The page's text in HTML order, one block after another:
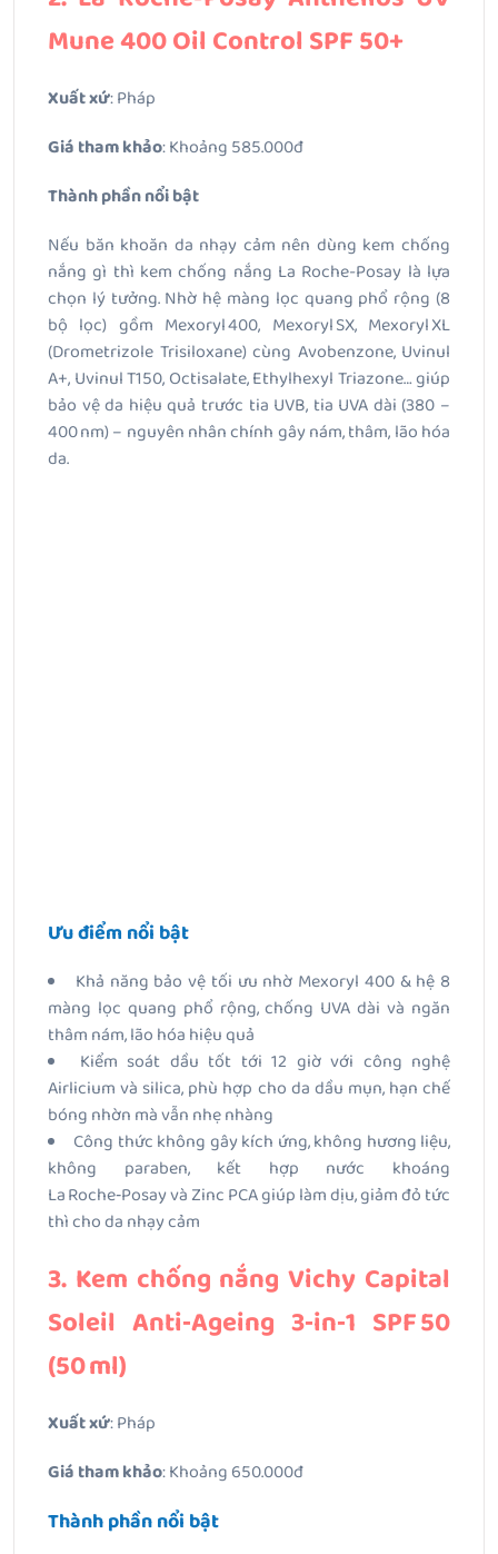
Mune 400 Oil Control SPF 50+
Xuất xứ: Pháp
Giá tham khảo: Khoảng 585.000đ
Thành phần nổi bật
Nếu băn khoăn da nhạy cảm nên dùng kem chống
nắng gì thì kem chống nắng La Roche-Posay là lựa
chọn lý tưởng. Nhờ hệ màng lọc quang phổ rộng (8
bộ lọc) gồm Mexoryl 400, Mexoryl SX, Mexoryl XL
(Drometrizole Trisiloxane) cùng Avobenzone, Uvinul
A+, Uvinul T150, Octisalate, Ethylhexyl Triazone… giúp
bảo vệ da hiệu quả trước tia UVB, tia UVA dài (380 –
400 nm) – nguyên nhân chính gây nám, thâm, lão hóa
da.
Ưu điểm nổi bật
Khả năng bảo vệ tối ưu nhờ Mexoryl 400 & hệ 8
màng lọc quang phổ rộng, chống UVA dài và ngăn
thâm nám, lão hóa hiệu quả
Kiểm soát dầu tốt tới 12 giờ với công nghệ
Airlicium và silica, phù hợp cho da dầu mụn, hạn chế
bóng nhờn mà vẫn nhẹ nhàng
Công thức không gây kích ứng, không hương liệu,
không paraben, kết hợp nước khoáng
La Roche‑Posay và Zinc PCA giúp làm dịu, giảm đỏ tức
thì cho da nhạy cảm
3. Kem chống nắng Vichy Capital
Soleil Anti‑Ageing 3‑in‑1 SPF 50
(50 ml)
Xuất xứ: Pháp
Giá tham khảo: Khoảng 650.000đ
Thành phần nổi bật